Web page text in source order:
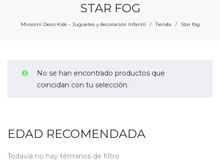
STAR FOG
Miroomi Deco Kids – Juguetes y decoración Infantil / Tienda / Star fog
No se han encontrado productos que
coincidan con tu selección.
EDAD RECOMENDADA
Todavía no hay términos de filtro